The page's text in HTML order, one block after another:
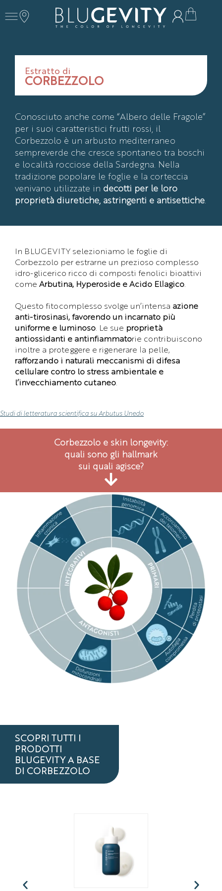
Estratto di
CORBEZZOLO
Conosciuto anche come “Albero delle Fragole”
per i suoi caratteristici frutti rossi, il
Corbezzolo è un arbusto mediterraneo
sempreverde che cresce spontaneo tra boschi
e località rocciose della Sardegna. Nella
tradizione popolare le foglie e la corteccia
venivano utilizzate in decotti per le loro
proprietà diuretiche, astringenti e antisettiche
In BLUGEVITY selezioniamo le foglie di
Corbezzolo per estrarne un prezioso complesso
idro-glicerico ricco di composti fenolici bioattivi
come Arbutina, Hyperoside e Acido Ellagico
Questo fitocomplesso svolge un’intensa azione
anti-tirosinasi, favorendo un incarnato più
uniforme e luminoso . Le sue proprietà
antiossidanti e antinfiammatorie contribuiscono
inoltre a proteggere e rigenerare la pelle,
rafforzando i naturali meccanismi di difesa
cellulare contro lo stress ambientale e
l’invecchiamento cutaneo
Studi di letteratura scientifica su Arbutus Unedo
Corbezzolo e skin longevity:
quali sono gli hallmark
sui quali agisce?
SCOPRI TUTTI I
PRODOTTI
BLUGEVITY A BASE
DI CORBEZZOLO